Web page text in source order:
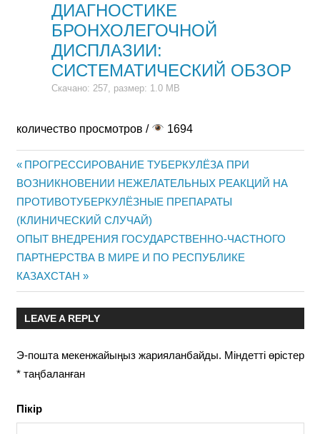
ДИАГНОСТИКЕ
БРОНХОЛЕГОЧНОЙ
ДИСПЛАЗИИ:
СИСТЕМАТИЧЕСКИЙ ОБЗОР
Скачано: 257, размер: 1.0 MB
количество просмотров / 1694
Жазба
навигациясы
Previous
Post:
ПРОГРЕССИРОВАНИЕ ТУБЕРКУЛЁЗА ПРИ
ВОЗНИКНОВЕНИИ НЕЖЕЛАТЕЛЬНЫХ РЕАКЦИЙ НА
ПРОТИВОТУБЕРКУЛЁЗНЫЕ ПРЕПАРАТЫ
(КЛИНИЧЕСКИЙ СЛУЧАЙ)
Next
Post:
ОПЫТ ВНЕДРЕНИЯ ГОСУДАРСТВЕННО-ЧАСТНОГО
ПАРТНЕРСТВА В МИРЕ И ПО РЕСПУБЛИКЕ
КАЗАХСТАН
LEAVE A REPLY
Э-пошта мекенжайыңыз жарияланбайды. Міндетті өрістер
*таңбаланған
Пікір